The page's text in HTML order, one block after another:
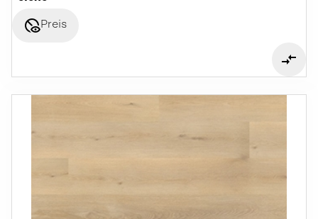
disabled_visiblePreis